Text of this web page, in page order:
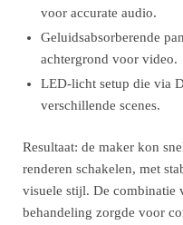
voor accurate audio.
Geluidsabsorberende
achtergrond voor video.
LED-licht setup die via
verschillende scenes.
Resultaat: de maker kon
renderen schakelen, met
visuele stijl. De combinatie
behandeling zorgde voor